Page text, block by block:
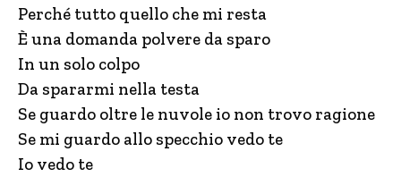
Perché tutto quello che mi resta
È una domanda polvere da sparo
In un solo colpo
Da spararmi nella testa
Se guardo oltre le nuvole io non trovo ragione
Se mi guardo allo specchio vedo te
Io vedo te